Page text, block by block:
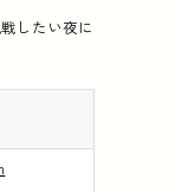
したい夜に